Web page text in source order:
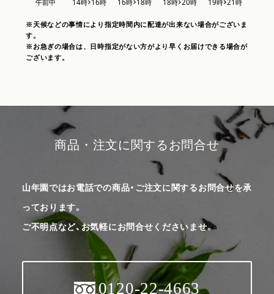
※天候などの事情により指定時間内に配達が出来ない場合がございま
す。
※お急ぎの場合は、日時指定がない方がより早くお届けできる場合が
ございます。
商品・注文に関するお問合せ
山年園ではお電話での商品・ご注文に関するお問合せを承
っております。
ご不明点など、お気軽にお問合せくださいませ。
0120-22-4663